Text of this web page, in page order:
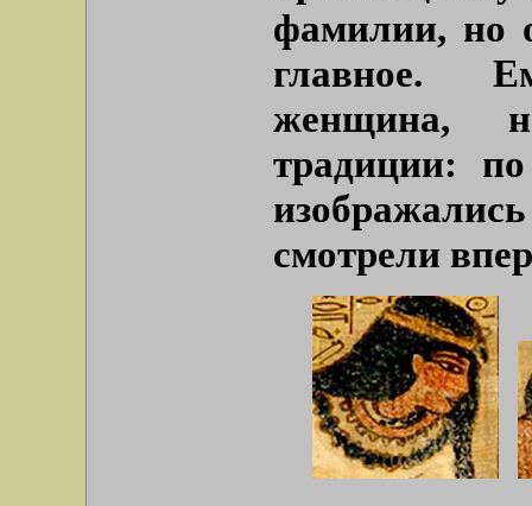
фамилии, но
главное.
женщина,
традиции:
смотрели